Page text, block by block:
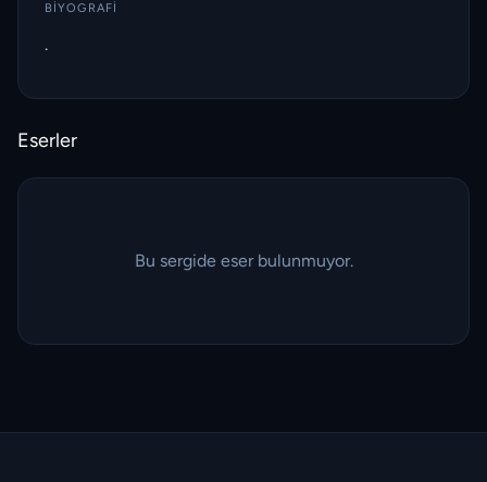
BIYOGRAFI
.
Eserler
Bu sergide eser bulunmuyor.